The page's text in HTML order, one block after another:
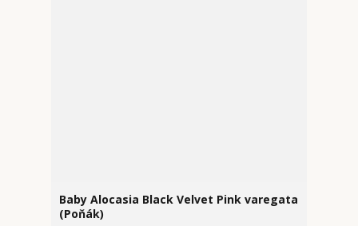
Baby Alocasia Black Velvet Pink varegata
(Poňák)